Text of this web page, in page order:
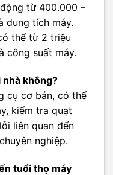
từ 400.000 –
dung tích máy.
thể từ 2 triệu
công suất máy.
nhà không?
cụ cơ bản, có thể
kiểm tra quạt
liên quan đến
nghiệp.
tuổi thọ máy